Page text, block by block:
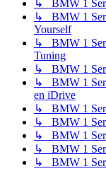
↳ BMW 1
↳ BMW 1
Yourself
↳ BMW 1
Tuning
↳ BMW 1
↳ BMW 1
en iDrive
↳ BMW 1
↳ BMW 1
↳ BMW 1
↳ BMW 1
↳ BMW 1